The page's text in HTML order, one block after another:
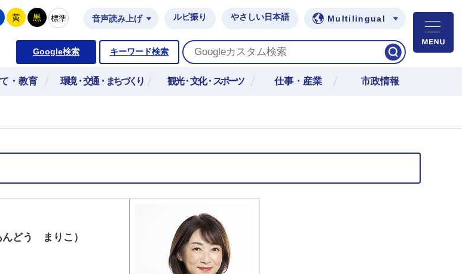
黄 黒 標準 音声読み上げ ルビ振り やさしい日本語 Multilingual
Google検索 キーワード検索
・教育 環境・交通・まちづくり 観光・文化・スポーツ 仕事・産業 市政情報
どう まりこ）